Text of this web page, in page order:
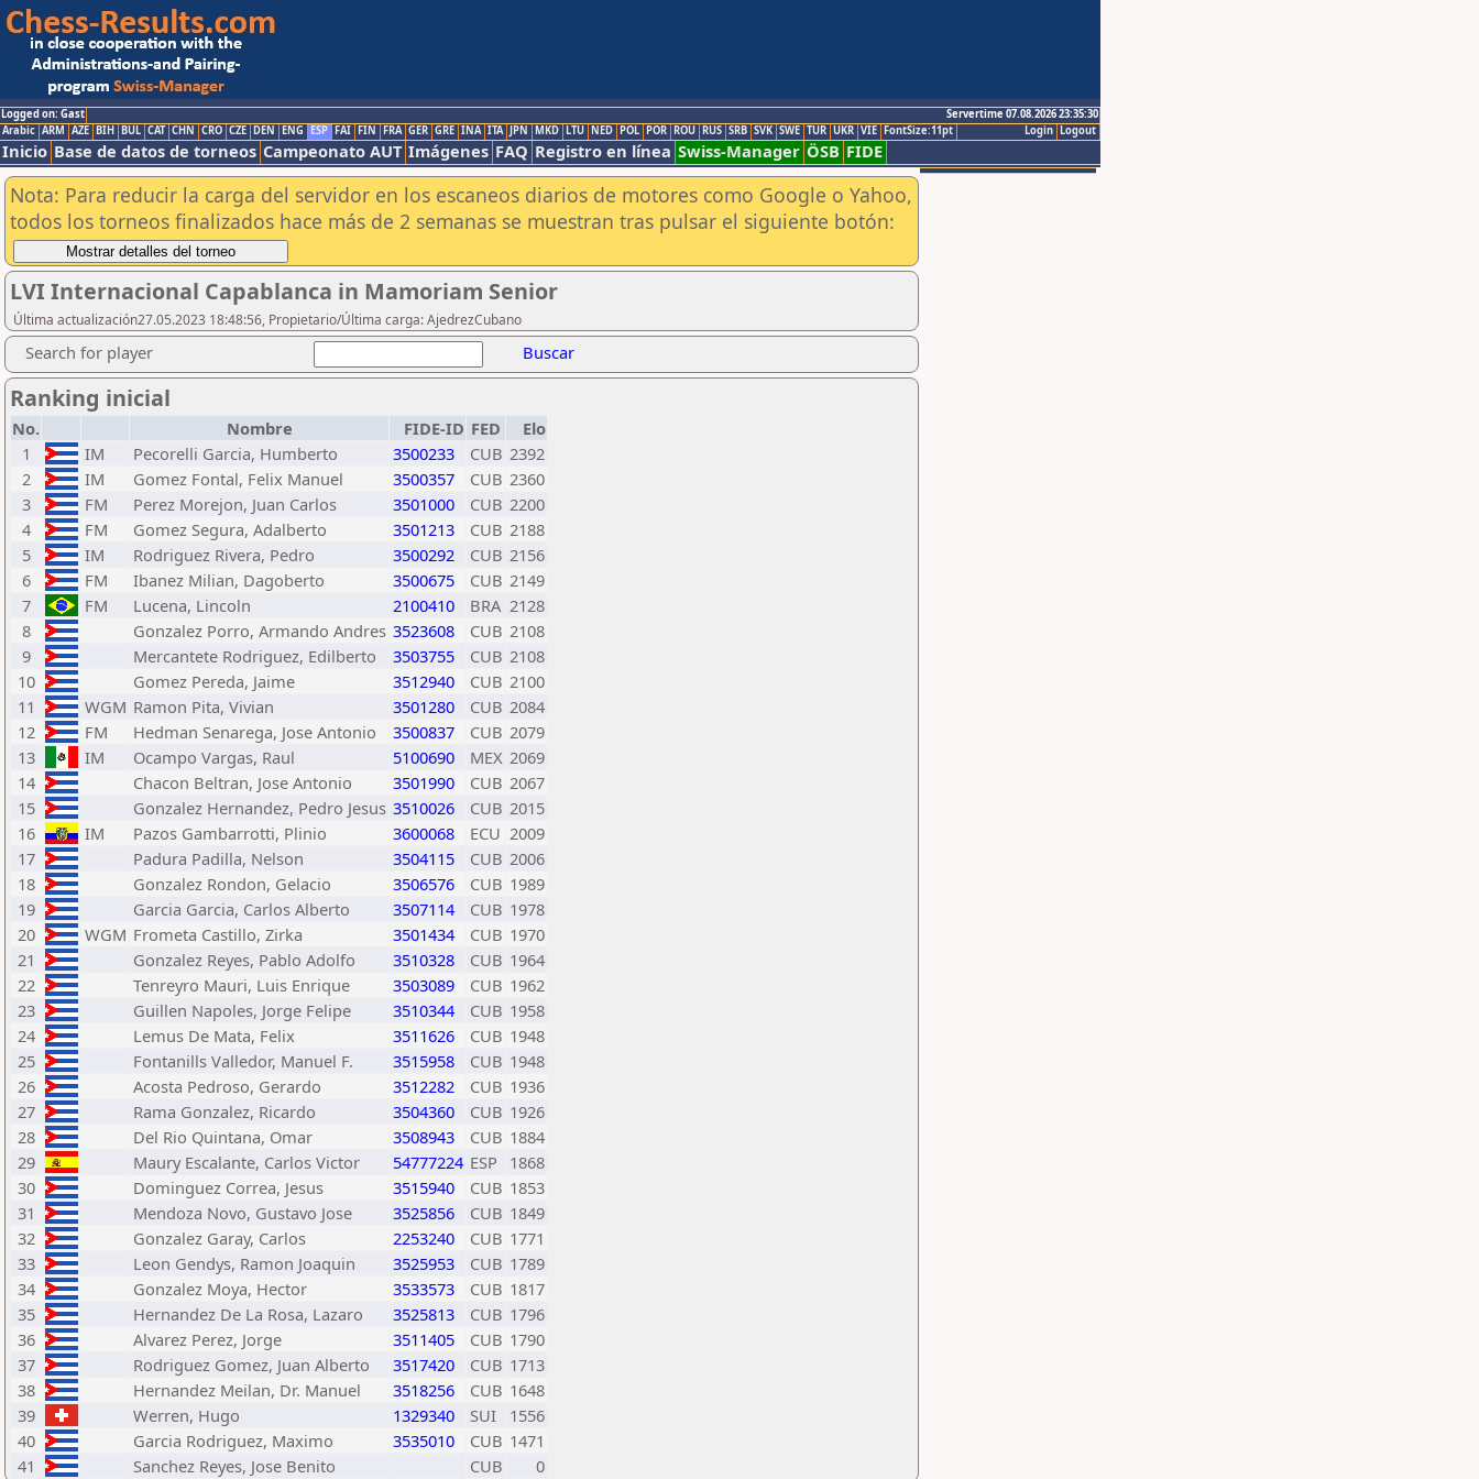
Logged on: Gast
Servertime 07.08.2026 23:35:30
Logout
Login
Arabic ARM AZE BIH BUL CAT CHN CRO CZE DEN ENG ESP FAI FIN FRA GER GRE INA ITA JPN MKD LTU NED POL POR ROU RUS SRB SVK SWE TUR UKR VIE FontSize:11pt
Inicio Base de datos de torneos Campeonato AUT Imágenes FAQ Registro en línea Swiss-Manager ÖSB FIDE
Nota: Para reducir la carga del servidor en los escaneos diarios de motores como Google o Yahoo,
todos los torneos finalizados hace más de 2 semanas se muestran tras pulsar el siguiente botón:
LVI Internacional Capablanca in Mamoriam Senior
Última actualización27.05.2023 18:48:56, Propietario/Última carga: AjedrezCubano
Search for player Buscar
Ranking inicial
No. Nombre FIDE-ID FED
Elo
1
IM Pecorelli Garcia, Humberto 3500233 CUB 2392
2
IM Gomez Fontal, Felix Manuel 3500357 CUB 2360
3
FM Perez Morejon, Juan Carlos 3501000 CUB 2200
4
FM Gomez Segura, Adalberto 3501213 CUB 2188
5
IM Rodriguez Rivera, Pedro 3500292 CUB 2156
6
FM Ibanez Milian, Dagoberto 3500675 CUB 2149
7
FM Lucena, Lincoln 2100410 BRA 2128
8
Gonzalez Porro, Armando Andres 3523608 CUB 2108
9
Mercantete Rodriguez, Edilberto 3503755 CUB 2108
10
Gomez Pereda, Jaime 3512940 CUB 2100
11
WGM Ramon Pita, Vivian 3501280 CUB 2084
12
FM Hedman Senarega, Jose Antonio 3500837 CUB 2079
13
IM Ocampo Vargas, Raul 5100690 MEX 2069
14
Chacon Beltran, Jose Antonio 3501990 CUB 2067
15
Gonzalez Hernandez, Pedro Jesus 3510026 CUB 2015
16
IM Pazos Gambarrotti, Plinio 3600068 ECU 2009
17
Padura Padilla, Nelson 3504115 CUB 2006
18
Gonzalez Rondon, Gelacio 3506576 CUB 1989
19
Garcia Garcia, Carlos Alberto 3507114 CUB 1978
20
WGM Frometa Castillo, Zirka 3501434 CUB 1970
21
Gonzalez Reyes, Pablo Adolfo 3510328 CUB 1964
22
Tenreyro Mauri, Luis Enrique 3503089 CUB 1962
23
Guillen Napoles, Jorge Felipe 3510344 CUB 1958
24
Lemus De Mata, Felix 3511626 CUB 1948
25
Fontanills Valledor, Manuel F. 3515958 CUB 1948
26
Acosta Pedroso, Gerardo 3512282 CUB 1936
27
Rama Gonzalez, Ricardo 3504360 CUB 1926
28
Del Rio Quintana, Omar 3508943 CUB 1884
29
Maury Escalante, Carlos Victor 54777224 ESP
1868
30
Dominguez Correa, Jesus 3515940 CUB 1853
31
Mendoza Novo, Gustavo Jose 3525856 CUB 1849
32
Gonzalez Garay, Carlos 2253240 CUB 1771
33
Leon Gendys, Ramon Joaquin 3525953 CUB 1789
34
Gonzalez Moya, Hector 3533573 CUB 1817
35
Hernandez De La Rosa, Lazaro 3525813 CUB 1796
36
Alvarez Perez, Jorge 3511405 CUB 1790
37
Rodriguez Gomez, Juan Alberto 3517420 CUB 1713
38
Hernandez Meilan, Dr. Manuel 3518256 CUB 1648
39
Werren, Hugo 1329340 SUI
1556
40
Garcia Rodriguez, Maximo 3535010 CUB 1471
41
Sanchez Reyes, Jose Benito CUB 0